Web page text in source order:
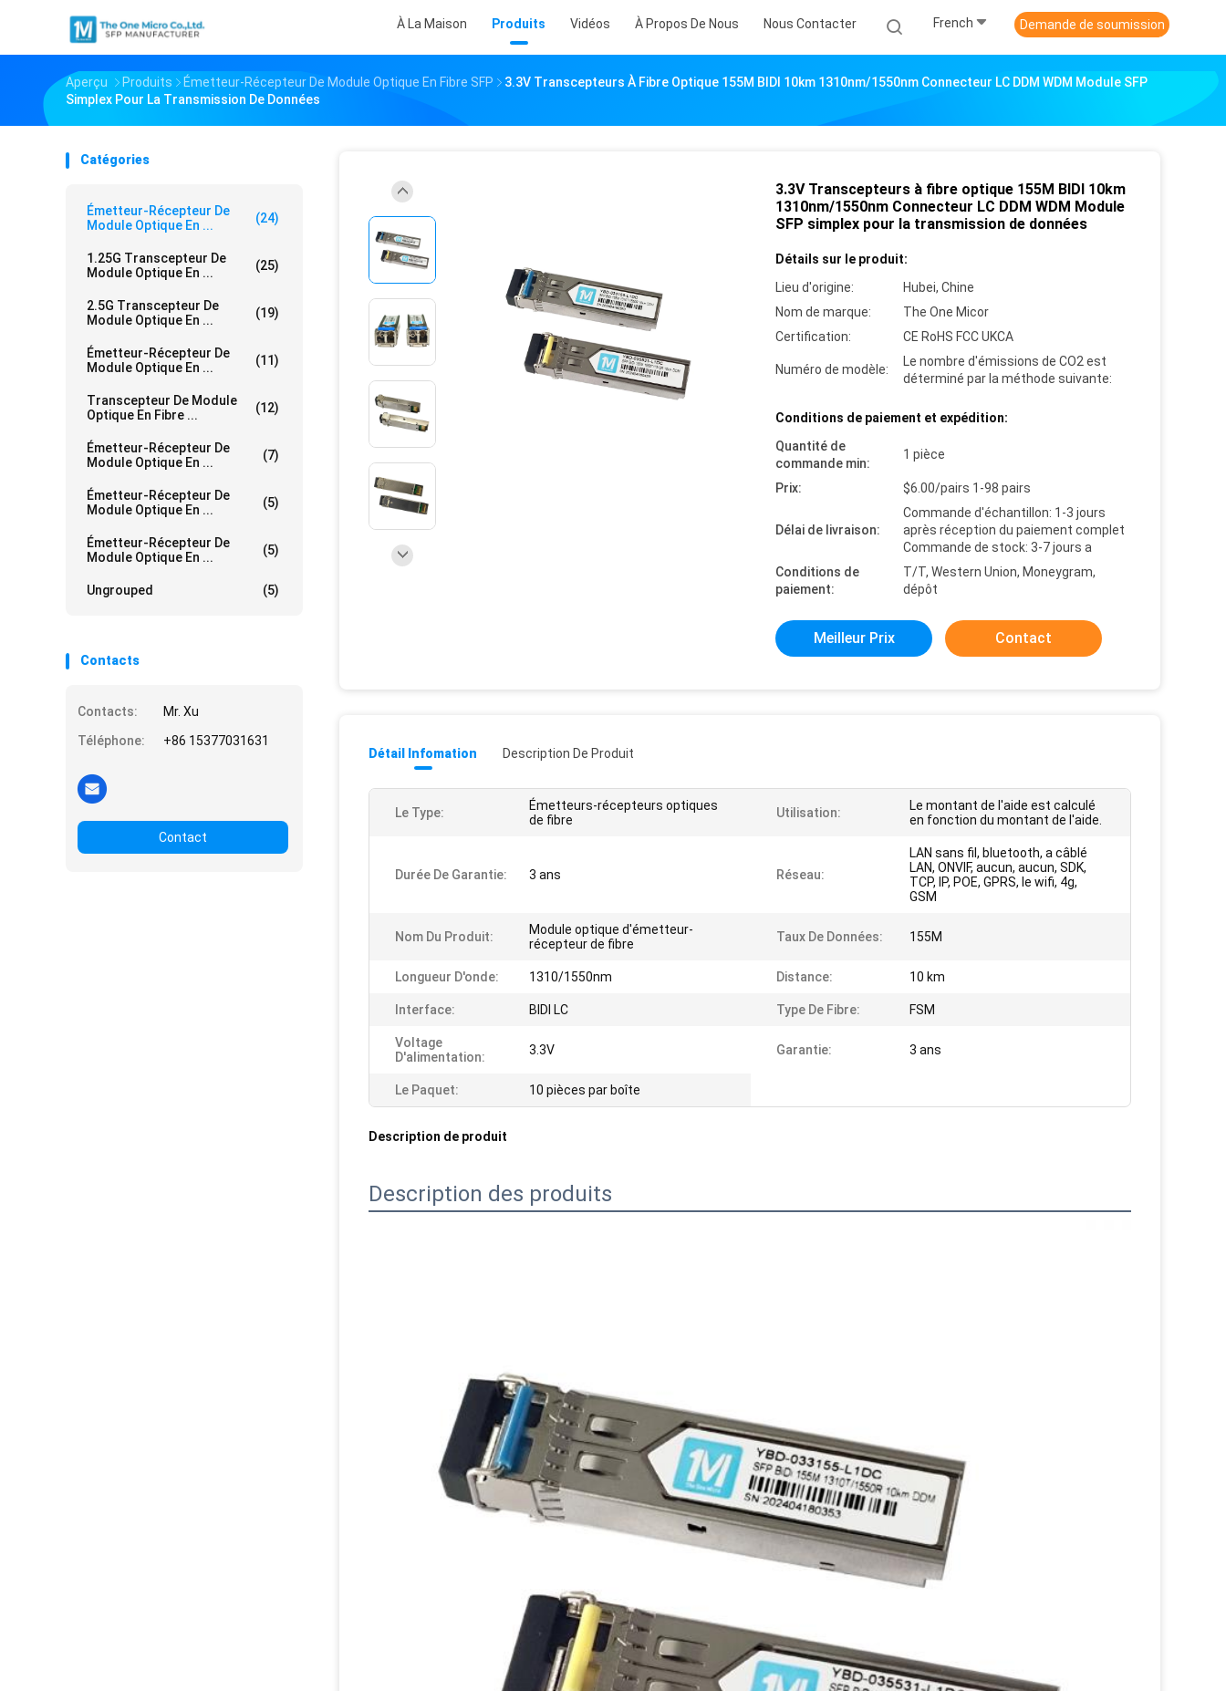
À La Maison Produits Vidéos À Propos De Nous Nous Contacter French Demande de soumission
Aperçu Produits Émetteur-Récepteur De Module Optique En Fibre SFP
3.3V Transcepteurs À Fibre Optique 155M BIDI 10km 1310nm/1550nm Connecteur LC DDM WDM Module SFP
Simplex Pour La Transmission De Données
Catégories
Émetteur-Récepteur De
Module Optique En ...
(24)
1.25G Transcepteur De
Module Optique En ...
(25)
2.5G Transcepteur De
Module Optique En ...
(19)
Émetteur-Récepteur De
Module Optique En ...
(11)
Transcepteur De Module
Optique En Fibre ...
(12)
Émetteur-Récepteur De
Module Optique En ...
(7)
Émetteur-Récepteur De
Module Optique En ...
(5)
Émetteur-Récepteur De
Module Optique En ...
(5)
Ungrouped (5)
Contacts
Contacts:
Mr. Xu
Téléphone:
+86 15377031631
Contact
3.3V Transcepteurs à fibre optique 155M BIDI 10km
1310nm/1550nm Connecteur LC DDM WDM Module
SFP simplex pour la transmission de données
Détails sur le produit:
Lieu d'origine:
Hubei, Chine
Nom de marque:
The One Micor
Certification:
CE RoHS FCC UKCA
Numéro de modèle:
Le nombre d'émissions de CO2 est
déterminé par la méthode suivante:
Conditions de paiement et expédition:
Quantité de
commande min:
1 pièce
Prix: $6.00/pairs 1-98 pairs
Délai de livraison:
Commande d'échantillon: 1-3 jours
après réception du paiement complet
Commande de stock: 3-7 jours a
Conditions de
paiement:
T/T, Western Union, Moneygram,
dépôt
Meilleur Prix Contact
Détail Infomation Description De Produit
Le Type:
Émetteurs-récepteurs optiques
de fibre
Utilisation:
Le montant de l'aide est calculé
en fonction du montant de l'aide.
Durée De Garantie: 3 ans Réseau:
LAN sans fil, bluetooth, a câblé
LAN, ONVIF, aucun, aucun, SDK,
TCP, IP, POE, GPRS, le wifi, 4g,
GSM
Nom Du Produit:
Module optique d'émetteur-
récepteur de fibre
Taux De Données: 155M
Longueur D'onde: 1310/1550nm Distance: 10 km
Interface: BIDI LC Type De Fibre: FSM
Voltage
D'alimentation:
3.3V Garantie: 3 ans
Le Paquet: 10 pièces par boîte
Description de produit
Description des produits